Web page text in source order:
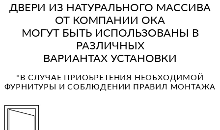
ДВЕРИ ИЗ НАТУРАЛЬНОГО МАССИВА
ОТ КОМПАНИИ ОКА
МОГУТ БЫТЬ ИСПОЛЬЗОВАНЫ В
РАЗЛИЧНЫХ
ВАРИАНТАХ УСТАНОВКИ
*В СЛУЧАЕ ПРИОБРЕТЕНИЯ НЕОБХОДИМОЙ
ФУРНИТУРЫ И СОБЛЮДЕНИИ ПРАВИЛ МОНТАЖА